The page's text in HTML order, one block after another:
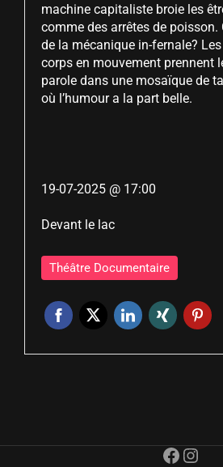
machine capitaliste broie les
comme des arrêtes de
de la mécanique in-fernale?
corps en mouvement prennent
parole dans une mosaïque de
où l’humour a la part belle.
19-07-2025 @ 17:00
Devant le lac
Théâtre Documentaire